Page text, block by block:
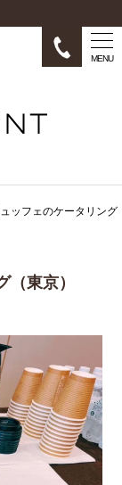
MENU
ッフェのケータリング
東京）